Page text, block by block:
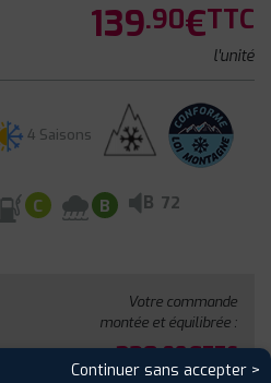
139.90€TTC
l'unité
4 Saisons
C B B 72
Votre commande
montée et équilibrée :
328.80€TTC
Continuer sans accepter >